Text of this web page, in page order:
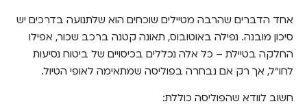
אחד הדברים שהרבה מטיילים שוכחים הוא שלתנועה בדרכים יש
סיכון מובנה. נפילה באוטובוס, תאונה קטנה ברכב שכור, אפילו
החלקה בטיילת – כל אלה נכללים בכיסויים של ביטוח נסיעות
לחו"ל, אך רק אם נבחרה בפוליסה שמתאימה לאופי הטיול.
חשוב לוודא שהפוליסה כוללת: